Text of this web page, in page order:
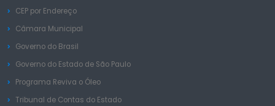
CEP por Endereço
Câmara Municipal
Governo do Brasil
Governo do Estado de São Paulo
Programa Reviva o Óleo
Tribunal de Contas do Estado